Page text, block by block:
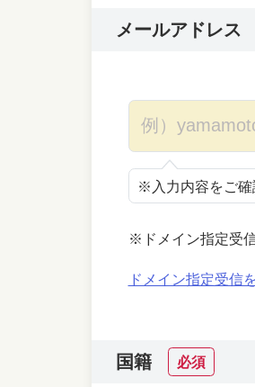
メールアドレス
※入力内容をご確
※ドメイン指定受
ドメイン指定受信
国籍 必須